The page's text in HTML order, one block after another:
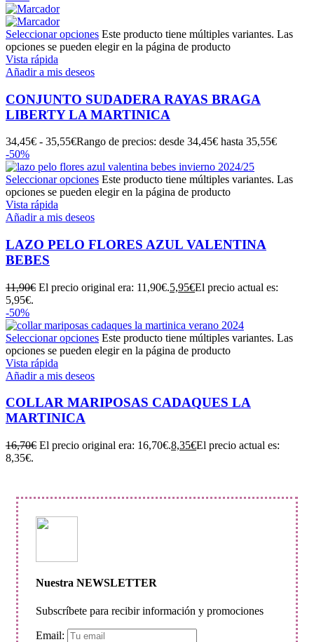
Seleccionar opciones Este producto tiene múltiples variantes. Las
opciones se pueden elegir en la página de producto
Vista rápida
Añadir a mis deseos
CONJUNTO SUDADERA RAYAS BRAGA
LIBERTY LA MARTINICA
34,45€ - 35,55€Rango de precios: desde 34,45€ hasta 35,55€
-50%
Seleccionar opciones Este producto tiene múltiples variantes. Las
opciones se pueden elegir en la página de producto
Vista rápida
Añadir a mis deseos
LAZO PELO FLORES AZUL VALENTINA
BEBES
11,90€ El precio original era: 11,90€.5,95€El precio actual es:
5,95€.
-50%
Seleccionar opciones Este producto tiene múltiples variantes. Las
opciones se pueden elegir en la página de producto
Vista rápida
Añadir a mis deseos
COLLAR MARIPOSAS CADAQUES LA
MARTINICA
16,70€ El precio original era: 16,70€.8,35€El precio actual es:
8,35€.
Nuestra NEWSLETTER
Subscríbete para recibir información y promociones
Email: